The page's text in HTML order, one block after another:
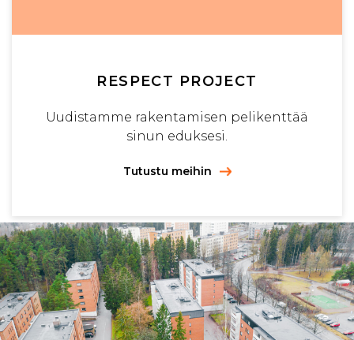
RESPECT PROJECT
Uudistamme rakentamisen pelikenttää
sinun eduksesi.
Tutustu meihin